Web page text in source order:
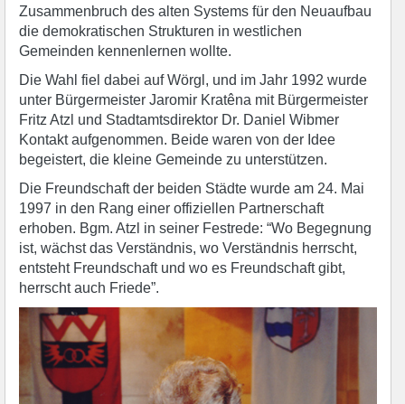
Zusammenbruch des alten Systems für den Neuaufbau
die demokratischen Strukturen in westlichen
Gemeinden kennenlernen wollte.
Die Wahl fiel dabei auf Wörgl, und im Jahr 1992 wurde
unter Bürgermeister Jaromir Kratêna mit Bürgermeister
Fritz Atzl und Stadtamtsdirektor Dr. Daniel Wibmer
Kontakt aufgenommen. Beide waren von der Idee
begeistert, die kleine Gemeinde zu unterstützen.
Die Freundschaft der beiden Städte wurde am 24. Mai
1997 in den Rang einer offiziellen Partnerschaft
erhoben. Bgm. Atzl in seiner Festrede: “Wo Begegnung
ist, wächst das Verständnis, wo Verständnis herrscht,
entsteht Freundschaft und wo es Freundschaft gibt,
herrscht auch Friede”.